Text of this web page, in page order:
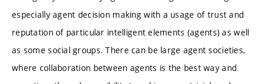
especially agent decision making with a usage of trust and
reputation of particular intelligent elements (agents) as well
as some social groups. There can be large agent societies,
where collaboration between agents is the best way and